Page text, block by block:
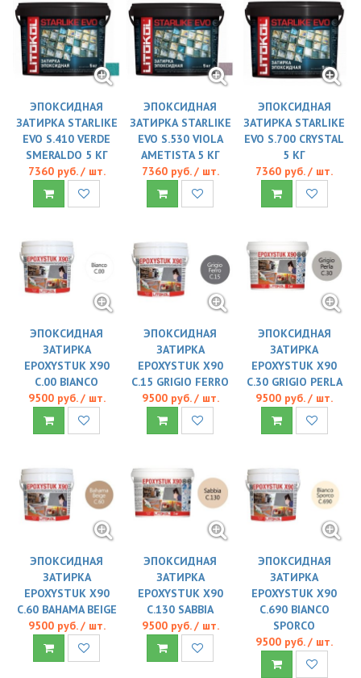
ЭПОКСИДНАЯ
ЗАТИРКА STARLIKE
EVO S.410 VERDE
SMERALDO 5 КГ
7360 руб. / шт.
ЭПОКСИДНАЯ
ЗАТИРКА STARLIKE
EVO S.530 VIOLA
AMETISTA 5 КГ
7360 руб. / шт.
ЭПОКСИДНАЯ
ЗАТИРКА STARLIKE
EVO S.700 CRYSTAL
5 КГ
7360 руб. / шт.
ЭПОКСИДНАЯ
ЗАТИРКА
EPOXYSTUK X90
С.00 BIANCO
9500 руб. / шт.
ЭПОКСИДНАЯ
ЗАТИРКА
EPOXYSTUK X90
С.15 GRIGIO FERRO
9500 руб. / шт.
ЭПОКСИДНАЯ
ЗАТИРКА
EPOXYSTUK X90
С.30 GRIGIO PERLA
9500 руб. / шт.
ЭПОКСИДНАЯ
ЗАТИРКА
EPOXYSTUK X90
С.60 BAHAMA BEIGE
9500 руб. / шт.
ЭПОКСИДНАЯ
ЗАТИРКА
EPOXYSTUK X90
С.130 SABBIA
9500 руб. / шт.
ЭПОКСИДНАЯ
ЗАТИРКА
EPOXYSTUK X90
С.690 BIANCO
SPORCO
9500 руб. / шт.